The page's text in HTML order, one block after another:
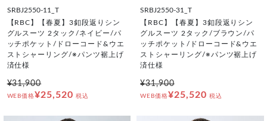
SRBJ2550-11_T
【RBC】【春夏】3釦段返りシン
グルスーツ 2タック/ネイビー/パ
ッチポケット/ドローコード&ウエ
ストシャーリング/※パンツ裾上げ
済仕様
¥31,900
WEB価格¥25,520 税込
SRBJ2550-31_T
【RBC】【春夏】3釦段返りシン
グルスーツ 2タック/ブラウン/パ
ッチポケット/ドローコード&ウエ
ストシャーリング/※パンツ裾上げ
済仕様
¥31,900
WEB価格¥25,520 税込